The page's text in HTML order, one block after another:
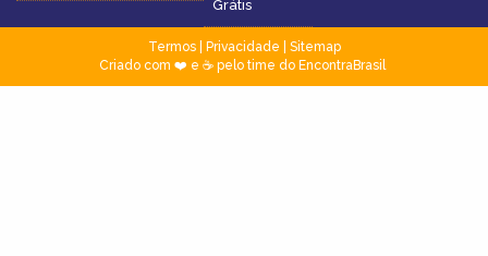
Grátis
Termos| Privacidade
Sitemap
Criado com ❤️ e ☕ pelo time do EncontraBrasil